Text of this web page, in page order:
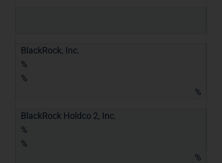
BlackRock, Inc.
%
%
%
BlackRock Holdco 2, Inc.
%
%
%